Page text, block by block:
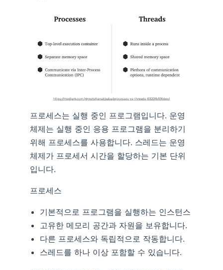
프로세스는 실행 중인 프로그램입니다. 운영
체제는 실행 중인 응용 프로그램을 분리하기
위해 프로세스를 사용합니다. 스레드는 운영
체제가 프로세서 시간을 할당하는 기본 단위
입니다.
프로세스
기본적으로 프로그램을 실행하는 인스턴스
고유한 메모리 공간과 자원을 보유합니다.
다른 프로세스와 독립적으로 작동합니다.
스레드를 하나 이상 포함할 수 있습니다.